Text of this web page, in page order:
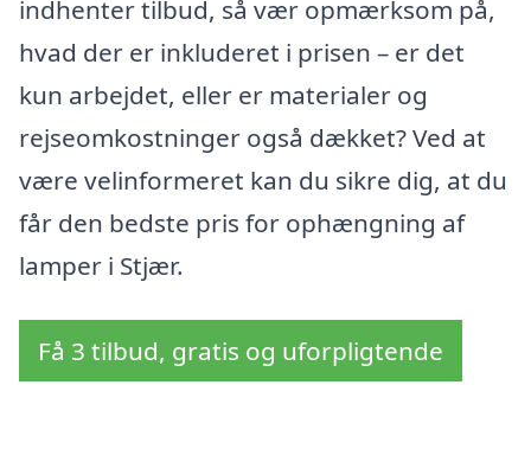
indhenter tilbud, så vær opmærksom på,
hvad der er inkluderet i prisen – er det
kun arbejdet, eller er materialer og
rejseomkostninger også dækket? Ved at
være velinformeret kan du sikre dig, at du
får den bedste pris for ophængning af
lamper i Stjær.
Få 3 tilbud, gratis og uforpligtende